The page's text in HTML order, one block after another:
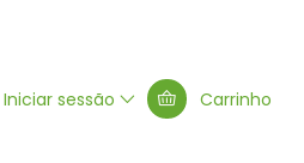
Iniciar sessão Carrinho